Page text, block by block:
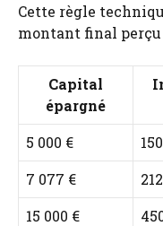
Cette règle
montant final perçu
Capital
épargné
5 000 €
7 077 €
15 000 €